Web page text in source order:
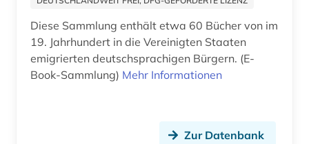
wochenzeitschrift (2)
wörterbuch (1)
Diese Sammlung enthält etwa 60 Bücher von im
19. Jahrhundert in die Vereinigten Staaten
emigrierten deutschsprachigen Bürgern. (E-
Book-Sammlung) Mehr Informationen
Zur Datenbank